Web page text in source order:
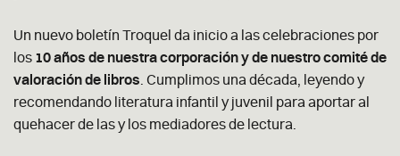
Un nuevo boletín Troquel da inicio a las celebraciones por
los 10 años de nuestra corporación y de nuestro comité de
valoración de libros . Cumplimos una década, leyendo y
recomendando literatura infantil y juvenil para aportar al
quehacer de las y los mediadores de lectura.